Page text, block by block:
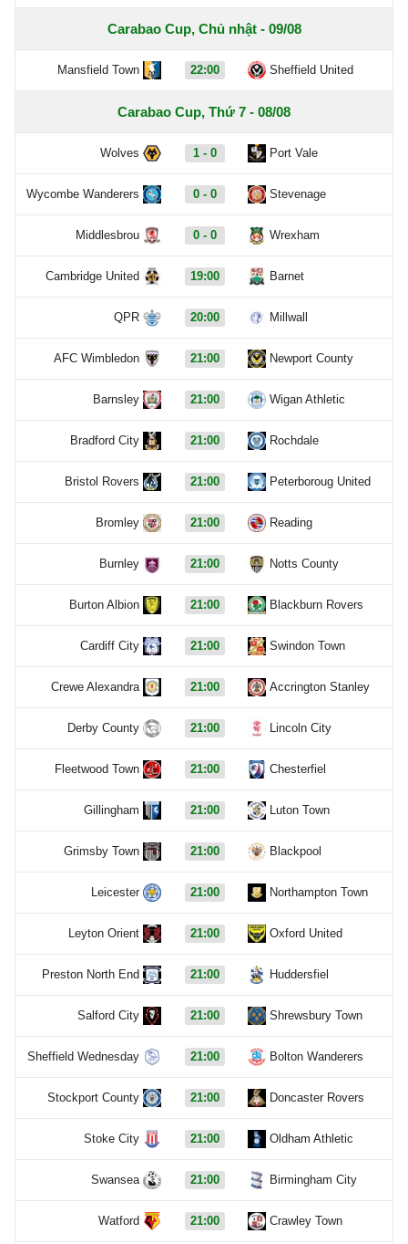
Carabao Cup, Chủ nhật - 09/08
Mansfield Town 22:00 Sheffield United
Carabao Cup, Thứ 7 - 08/08
Wolves 1 - 0 Port Vale
Wycombe Wanderers 0 - 0 Stevenage
Middlesbrou 0 - 0 Wrexham
Cambridge United 19:00 Barnet
QPR 20:00 Millwall
AFC Wimbledon 21:00 Newport County
Barnsley 21:00 Wigan Athletic
Bradford City 21:00 Rochdale
Bristol Rovers 21:00 Peterboroug United
Bromley 21:00 Reading
Burnley 21:00 Notts County
Burton Albion 21:00 Blackburn Rovers
Cardiff City 21:00 Swindon Town
Crewe Alexandra 21:00 Accrington Stanley
Derby County 21:00 Lincoln City
Fleetwood Town 21:00 Chesterfiel
Gillingham 21:00 Luton Town
Grimsby Town 21:00 Blackpool
Leicester 21:00 Northampton Town
Leyton Orient 21:00 Oxford United
Preston North End 21:00 Huddersfiel
Salford City 21:00 Shrewsbury Town
Sheffield Wednesday 21:00 Bolton Wanderers
Stockport County 21:00 Doncaster Rovers
Stoke City 21:00 Oldham Athletic
Swansea 21:00 Birmingham City
Watford 21:00 Crawley Town